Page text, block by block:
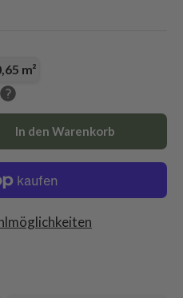
m²
In den Warenkorb